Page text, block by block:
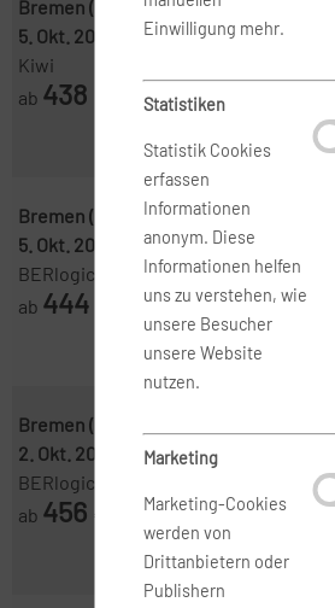
Bremen ( BRE )-Thessaloniki ( SKG )
5. Okt. 2026
8. Okt. 2026
Kiwi
ab 438
Bremen ( BRE )-Thessaloniki ( SKG )
5. Okt. 2026
8. Okt. 2026
BERlogic
ab 444
Bremen ( BRE )
2. Okt. 2026
9. Okt. 2026
BERlogic
ab 456
Einwilligung mehr.
Statistiken
Statistik Cookies
erfassen
Informationen
anonym. Diese
Informationen helfen
uns zu verstehen, wie
unsere Besucher
unsere Website
nutzen.
Marketing
Marketing-Cookies
werden von
Drittanbietern oder
Publishern